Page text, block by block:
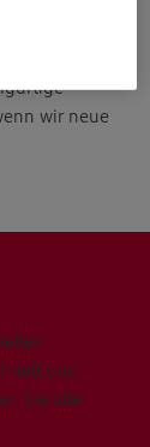
wir neue
und
Sie alle